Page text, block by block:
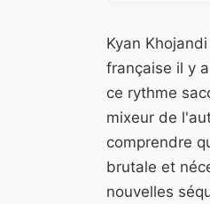
Kyan
française il y
ce rythme
mixeur de
comprendre
brutale et
nouvelles